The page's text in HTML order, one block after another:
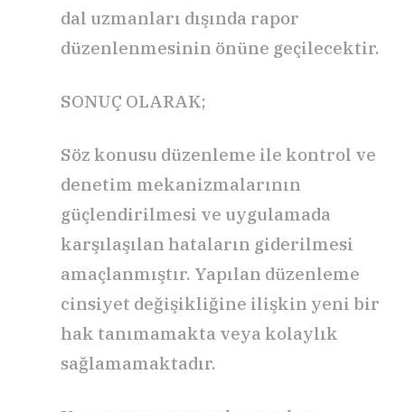
dal uzmanları dışında rapor
düzenlenmesinin önüne geçilecektir.
SONUÇ OLARAK;
Söz konusu düzenleme ile kontrol ve
denetim mekanizmalarının
güçlendirilmesi ve uygulamada
karşılaşılan hataların giderilmesi
amaçlanmıştır. Yapılan düzenleme
cinsiyet değişikliğine ilişkin yeni bir
hak tanımamakta veya kolaylık
sağlamamaktadır.